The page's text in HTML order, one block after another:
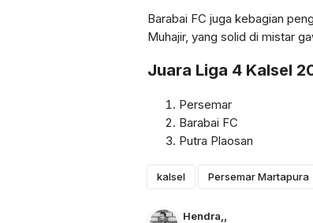
Barabai FC juga kebagian
Muhajir, yang solid di mistar
Juara Liga 4 Kalsel
Persemar
Barabai FC
Putra Plaosan
kalsel Persemar Martapura
Hendra